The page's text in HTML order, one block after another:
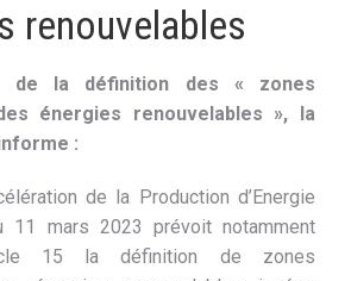
renouvelables
de la définition des « zones
énergies renouvelables », la
:
de la Production d’Energie
11 mars 2023 prévoit notamment
15 la définition de zones